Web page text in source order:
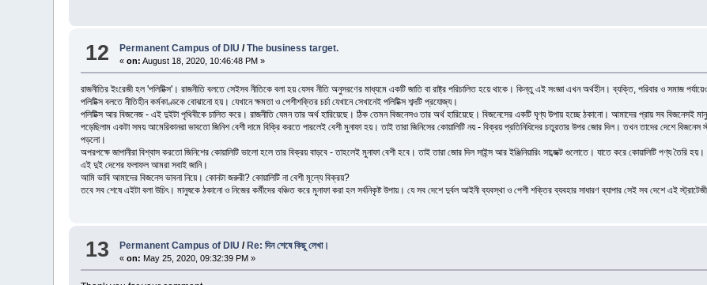
12 Permanent Campus of DIU /The business target.
«on: August 18, 2020, 10:46:48 PM »
রাজনীতির ইংরেজী হল 'পলিটিক্স'। রাজনীতি বলতে সেইসব নীতিকে বলা হয় যেসব নীতি অনুসরণের মাধ্যমে একটি জাতি বা রাষ্ট্র পরিচালিত হয়ে থাকে। কিন্তু এই সংজ্ঞা এখন অর্থহীন। ব্যক্তি, পরিবার ও সমাজ
পলিটিক্স বলতে নীতিহীন কর্মকাণ্ডকে বোঝানো হয়। যেখানে ক্ষমতা ও পেশীশক্তির চর্চা যেখানে সেখানেই পলিটিক্স শব্দটি প্রযোজ্য।
পলিটিক্স আর বিজনেজ - এই দুইটা পৃথিবীকে চালিত করে। রাজনীতি যেমন তার অর্থ হারিয়েছে। ঠিক তেমন বিজনেসও তার অর্থ হারিয়েছে। বিজনেসের একটি ঘৃণ্য উপায় হচ্ছে ঠকানো। আমাদের প্রায় সব বিজনেসই
পড়েছিলাম একটা সময় আমেরিকানরা ভাবতো জিনিশ বেশী দামে বিক্রি করতে পারলেই বেশী মুনাফা হয়। তাই তারা জিনিসের কোয়ালিটি নয় - বিক্রয় প্রতিনিধিদের চতুরতার উপর জোর দিল। তখন তাদের দেশে
পড়লো।
অপরপক্ষে জাপানীরা বিশ্বাস করতো জিনিশের কোয়ালিটি ভালো হলে তার বিক্রয় বাড়বে - তাহলেই মুনাফা বেশী হবে। তাই তারা জোর দিল সাইন্স আর ইঞ্জিনিয়ারিং সাব্জেক্ট গুলোতে। যাতে করে কোয়ালিটি পণ্য তৈরি হয়।
এই দুই দেশের ফলাফল আমরা সবাই জানি।
আমি ভাবি আমাদের বিজনেস ভাবনা নিয়ে। কোনটা জরুরী? কোয়ালিটি না বেশী মূল্যে বিক্রয়?
তবে সব শেষে এইটা বলা উচিৎ। মানুষকে ঠকানো ও নিজের কর্মীদের বঞ্চিত করে মুনাফা করা হল সর্বনিকৃষ্ট উপায়। যে সব দেশে দুর্বল আইনী ব্যবস্থা ও পেশী শক্তির ব্যবহার সাধারণ ব্যাপার সেই সব দেশে এই
13 Permanent Campus of DIU /Re: দিন শেষে কিছু লেখা।
«on: May 25, 2020, 09:32:39 PM »